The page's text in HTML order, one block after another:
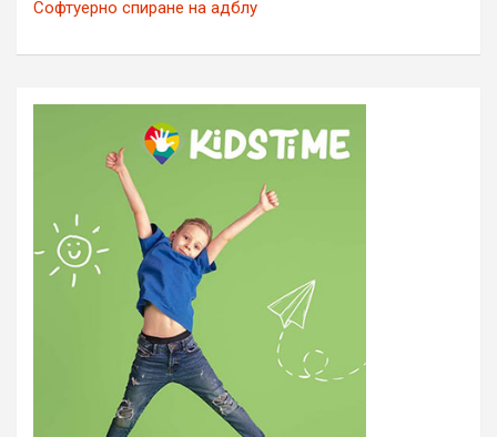
Софтуерно спиране на адблу